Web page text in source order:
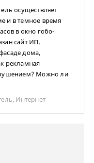
осуществляет
и в темное время
в окно гобо-
сайт ИП.
дома,
рекламная
Можно ли
, Интернет